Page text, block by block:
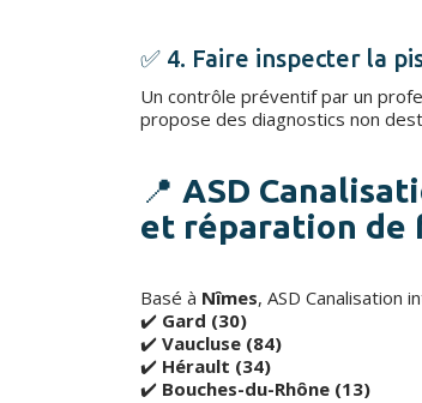
✅ 4. Faire inspecter la
Un contrôle préventif par un
propose des diagnostics non
📍ASD
et réparation de
Basé à Nîmes, ASD Canalisation
✔️ Gard (30)
✔️Vaucluse (84)
✔️ Hérault (34)
✔️ Bouches-du-Rhône (13)